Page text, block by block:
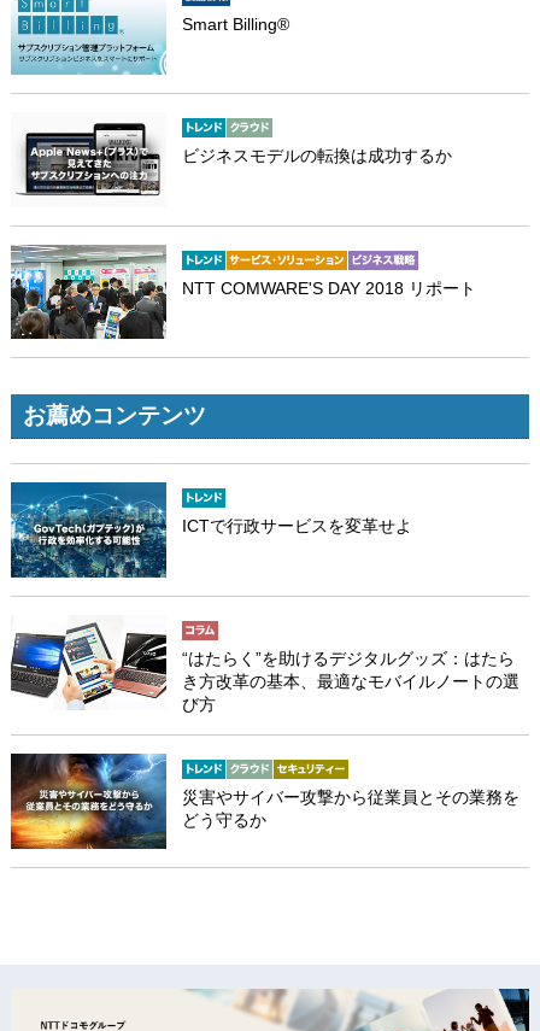
Smart Billing®
ビジネスモデルの転換は成功するか
NTT COMWARE'S DAY 2018 リポート
お薦めコンテンツ
ICTで行政サービスを変革せよ
“はたらく”を助けるデジタルグッズ：はたら
き方改革の基本、最適なモバイルノートの選
び方
災害やサイバー攻撃から従業員とその業務を
どう守るか